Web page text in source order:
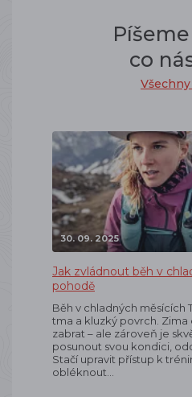
co
30. 09. 2025
Jak zvládnout běh v
pohodě
Běh v chladných měsících
tma a kluzký povrch.
zabrat – ale zároveň je
posunout svou kondici,
Stačí upravit přístup k
obléknout…